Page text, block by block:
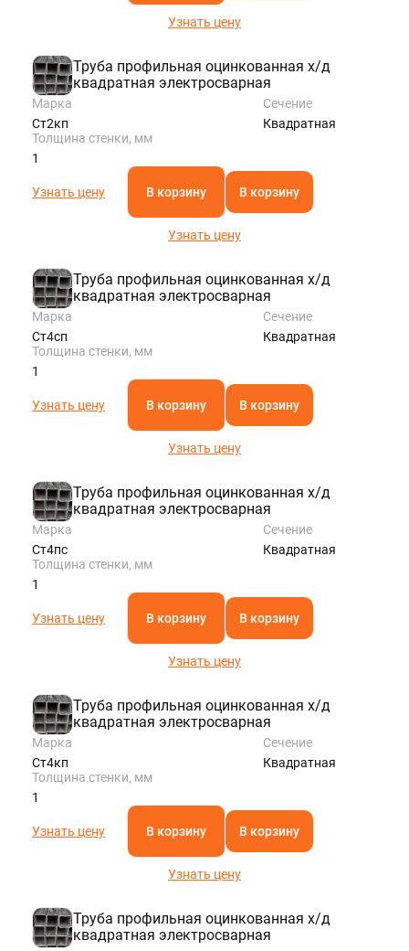
Узнать цену
Труба профильная оцинкованная х/д
квадратная электросварная
Марка
Ст2кп
Сечение
Квадратная
Толщина стенки, мм
1
Узнать цену В корзину В корзину
Узнать цену
Труба профильная оцинкованная х/д
квадратная электросварная
Марка
Ст4сп
Сечение
Квадратная
Толщина стенки, мм
1
Узнать цену В корзину В корзину
Узнать цену
Труба профильная оцинкованная х/д
квадратная электросварная
Марка
Ст4пс
Сечение
Квадратная
Толщина стенки, мм
1
Узнать цену В корзину В корзину
Узнать цену
Труба профильная оцинкованная х/д
квадратная электросварная
Марка
Ст4кп
Сечение
Квадратная
Толщина стенки, мм
1
Узнать цену В корзину В корзину
Узнать цену
Труба профильная оцинкованная х/д
квадратная электросварная